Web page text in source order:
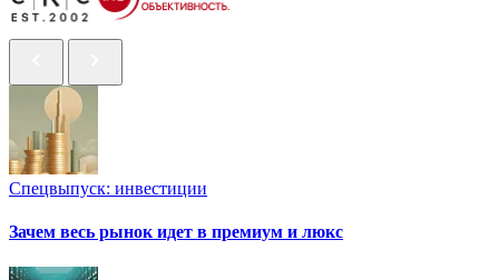
Спецвыпуск: инвестиции
Зачем весь рынок идет в премиум и люкс